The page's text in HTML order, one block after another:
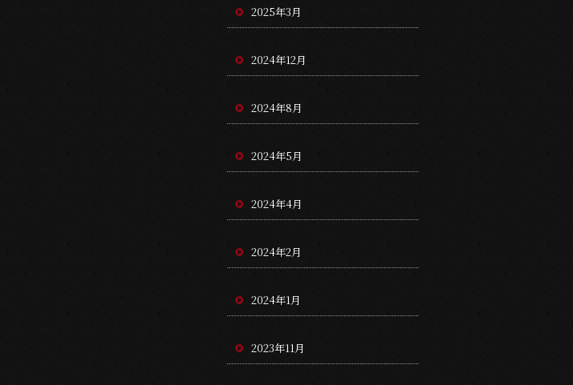
2025年3月
2024年12月
2024年8月
2024年5月
2024年4月
2024年2月
2024年1月
2023年11月